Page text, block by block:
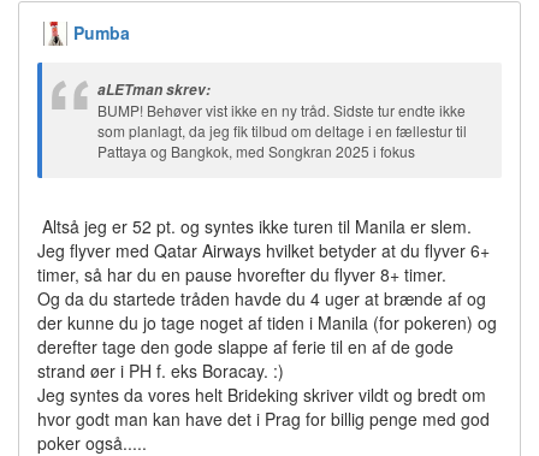
Pumba
aLETman skrev:
BUMP! Behøver vist ikke en ny tråd. Sidste tur endte ikke
som planlagt, da jeg fik tilbud om deltage i en fællestur til
Pattaya og Bangkok, med Songkran 2025 i fokus
Altså jeg er 52 pt. og syntes ikke turen til Manila er slem.
Jeg flyver med Qatar Airways hvilket betyder at du flyver 6+
timer, så har du en pause hvorefter du flyver 8+ timer.
Og da du startede tråden havde du 4 uger at brænde af og
der kunne du jo tage noget af tiden i Manila (for pokeren) og
derefter tage den gode slappe af ferie til en af de gode
strand øer i PH f. eks Boracay. :)
Jeg syntes da vores helt Brideking skriver vildt og bredt om
hvor godt man kan have det i Prag for billig penge med god
poker også.....